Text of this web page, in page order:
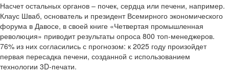
Насчет остальных органов – почек, сердца или печени, например.
Клаус Шваб, основатель и президент Всемирного экономического
форума в Давосе, в своей книге «Четвертая промышленная
революция» приводит результаты опроса 800 топ-менеджеров.
76% из них согласились с прогнозом: к 2025 году произойдет
первая пересадка печени, созданной с использованием
технологии 3D-печати.